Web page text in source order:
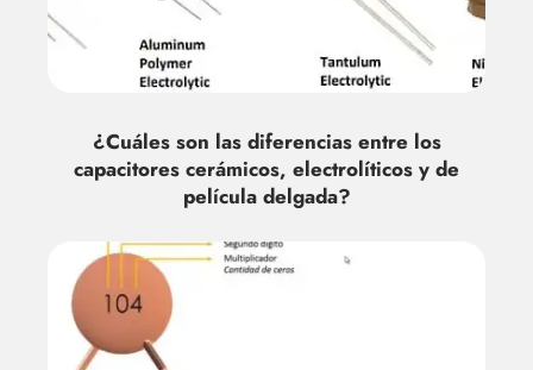
¿Cuáles son las diferencias entre los
capacitores cerámicos, electrolíticos y de
película delgada?